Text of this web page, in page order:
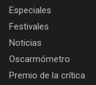
Especiales
Festivales
Noticias
Oscarmómetro
Premio de la crítica